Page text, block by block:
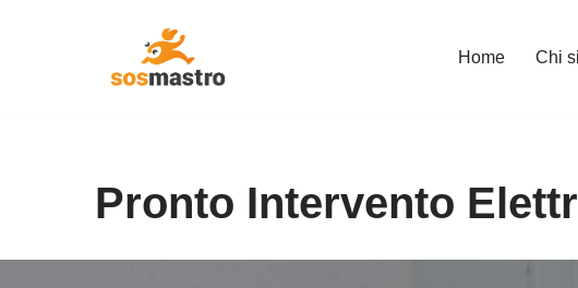
Home Chi
Pronto Intervento